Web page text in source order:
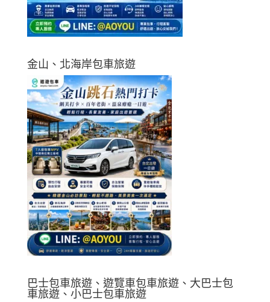
金山、北海岸包車旅遊
巴士包車旅遊、遊覽車包車旅遊、大巴士包
車旅遊、小巴士包車旅遊